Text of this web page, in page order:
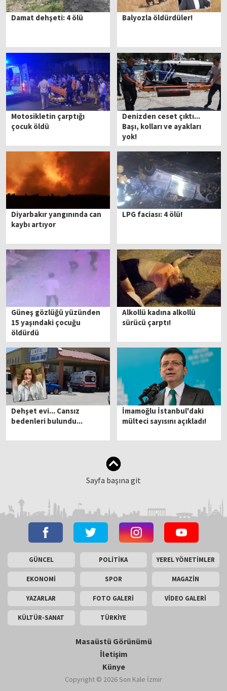
Damat dehşeti: 4 ölü Balyozla öldürdüler!
Motosikletin çarptığı
çocuk öldü
Denizden ceset çıktı...
Başı, kolları ve ayakları
yok!
Diyarbakır yangınında can
kaybı artıyor
LPG faciası: 4 ölü!
Güneş gözlüğü yüzünden
15 yaşındaki çocuğu
öldürdü
Alkollü kadına alkollü
sürücü çarptı!
Dehşet evi... Cansız
bedenleri bulundu...
İmamoğlu İstanbul'daki
mülteci sayısını açıkladı!
Sayfa başına git
GÜNCEL POLİTİKA YEREL YÖNETİMLER
EKONOMİ SPOR MAGAZİN
YAZARLAR FOTO GALERİ VİDEO GALERİ
KÜLTÜR-SANAT TÜRKİYE
Masaüstü Görünümü
İletişim
Künye
Copyright © 2026 Son Kale İzmir